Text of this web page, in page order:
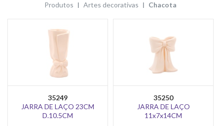
produtos artes decorativas chacota
35249
JARRA DE LAÇO 23CM
D.10.5CM
35250
JARRA DE LAÇO
11x7x14CM